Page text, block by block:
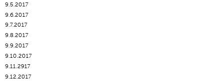
9.5.2017
9.6.2017
9.7.2017
9.8.2017
9.9.2017
9.10.2017
9.11.2917
9.12.2017